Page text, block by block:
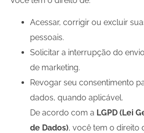
Acessar, corrigir ou excluir
pessoais.
Solicitar a interrupção do
de marketing.
Revogar seu consentimento
dados, quando aplicável.
De acordo com a LGPD (Lei
de Dados), você tem o direito